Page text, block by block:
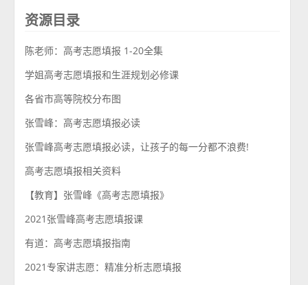
资源目录
陈老师：高考志愿填报 1-20全集
学姐高考志愿填报和生涯规划必修课
各省市高等院校分布图
张雪峰：高考志愿填报必读
张雪峰高考志愿填报必读，让孩子的每一分都不浪费!
高考志愿填报相关资料
【教育】张雪峰《高考志愿填报》
2021张雪峰高考志愿填报课
有道：高考志愿填报指南
2021专家讲志愿：精准分析志愿填报